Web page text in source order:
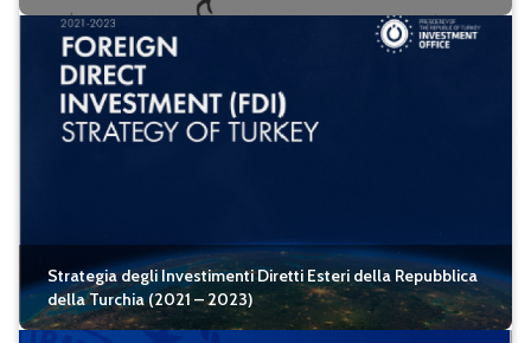
Strategia degli Investimenti Diretti Esteri della Repubblica
della Turchia (2021 – 2023)